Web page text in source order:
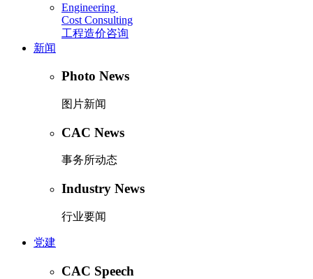
Engineering
Cost Consulting
工程造价咨询
新闻
Photo News
图片新闻
CAC News
事务所动态
Industry News
行业要闻
党建
CAC Speech